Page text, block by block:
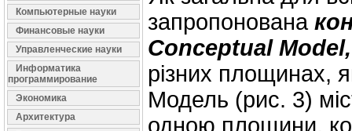
Компьютерные науки
Финансовые науки
Управленческие науки
Информатика
программирование
Экономика
Архитектура
запропонована
Conceptual Model
різних площинах,
Модель (рис. 3)
одною площини,